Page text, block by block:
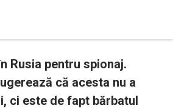
Rusia pentru spionaj.
că acesta nu a
ci este de fapt bărbatul